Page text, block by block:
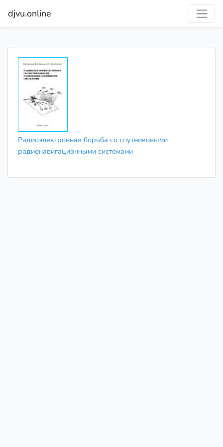
djvu.online
Радиоэлектронная борьба со спутниковыми
радионавигационными системами